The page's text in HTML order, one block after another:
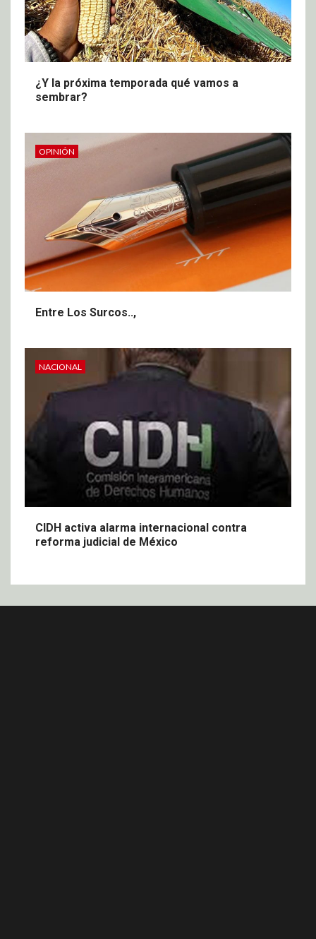
¿Y la próxima temporada qué vamos a
sembrar?
OPINIÓN
Entre Los Surcos..,
NACIONAL
CIDH activa alarma internacional contra
reforma judicial de México